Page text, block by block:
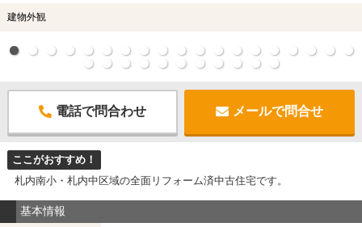
建物外観
電話で問合わせ メールで問合せ
ここがおすすめ！
札内南小・札内中区域の全面リフォーム済中古住宅です。
基本情報